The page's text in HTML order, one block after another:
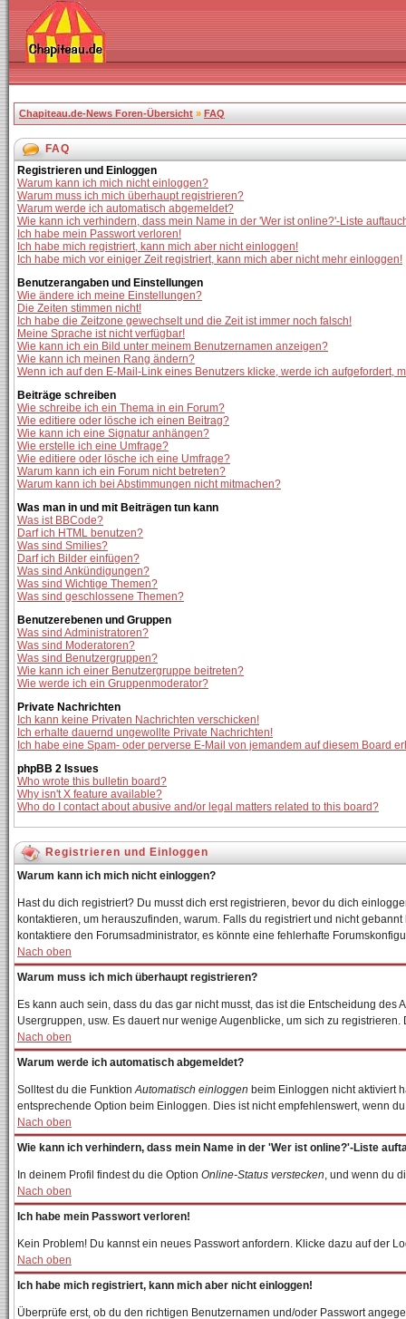
Chapiteau.de-News Foren-Übersicht » FAQ
FAQ
Registrieren und Einloggen
Warum kann ich mich nicht einloggen?
Warum muss ich mich überhaupt registrieren?
Warum werde ich automatisch abgemeldet?
Wie kann ich verhindern, dass mein Name in der 'Wer ist online?'-Liste
Ich habe mein Passwort verloren!
Ich habe mich registriert, kann mich aber nicht einloggen!
Ich habe mich vor einiger Zeit registriert, kann mich aber nicht mehr einloggen!
Benutzerangaben und Einstellungen
Wie ändere ich meine Einstellungen?
Die Zeiten stimmen nicht!
Ich habe die Zeitzone gewechselt und die Zeit ist immer noch falsch!
Meine Sprache ist nicht verfügbar!
Wie kann ich ein Bild unter meinem Benutzernamen anzeigen?
Wie kann ich meinen Rang ändern?
Wenn ich auf den E-Mail-Link eines Benutzers klicke, werde ich aufgefordert,
Beiträge schreiben
Wie schreibe ich ein Thema in ein Forum?
Wie editiere oder lösche ich einen Beitrag?
Wie kann ich eine Signatur anhängen?
Wie erstelle ich eine Umfrage?
Wie editiere oder lösche ich eine Umfrage?
Warum kann ich ein Forum nicht betreten?
Warum kann ich bei Abstimmungen nicht mitmachen?
Was man in und mit Beiträgen tun kann
Was ist BBCode?
Darf ich HTML benutzen?
Was sind Smilies?
Darf ich Bilder einfügen?
Was sind Ankündigungen?
Was sind Wichtige Themen?
Was sind geschlossene Themen?
Benutzerebenen und Gruppen
Was sind Administratoren?
Was sind Moderatoren?
Was sind Benutzergruppen?
Wie kann ich einer Benutzergruppe beitreten?
Wie werde ich ein Gruppenmoderator?
Private Nachrichten
Ich kann keine Privaten Nachrichten verschicken!
Ich erhalte dauernd ungewollte Private Nachrichten!
Ich habe eine Spam- oder perverse E-Mail von jemandem auf diesem Board
phpBB 2 Issues
Who wrote this bulletin board?
Why isn't X feature available?
Who do I contact about abusive and/or legal matters related to this board?
Registrieren und Einloggen
Warum kann ich mich nicht einloggen?
Hast du dich registriert? Du musst dich erst registrieren, bevor du dich
kontaktieren, um herauszufinden, warum. Falls du registriert und nicht
kontaktiere den Forumsadministrator, es könnte eine fehlerhafte
Nach oben
Warum muss ich mich überhaupt registrieren?
Es kann auch sein, dass du das gar nicht musst, das ist die Entscheidung
Usergruppen, usw. Es dauert nur wenige Augenblicke, um sich zu
Nach oben
Warum werde ich automatisch abgemeldet?
Solltest du die FunktionAutomatisch einloggen beim Einloggen nicht aktiviert
entsprechende Option beim Einloggen. Dies ist nicht empfehlenswert, wenn
Nach oben
Wie kann ich verhindern, dass mein Name in der 'Wer ist online?'-Liste
In deinem Profil findest du die Option Online-Status verstecken, und wenn du
Nach oben
Ich habe mein Passwort verloren!
Kein Problem! Du kannst ein neues Passwort anfordern. Klicke dazu auf der
Nach oben
Ich habe mich registriert, kann mich aber nicht einloggen!
Überprüfe erst, ob du den richtigen Benutzernamen und/oder Passwort